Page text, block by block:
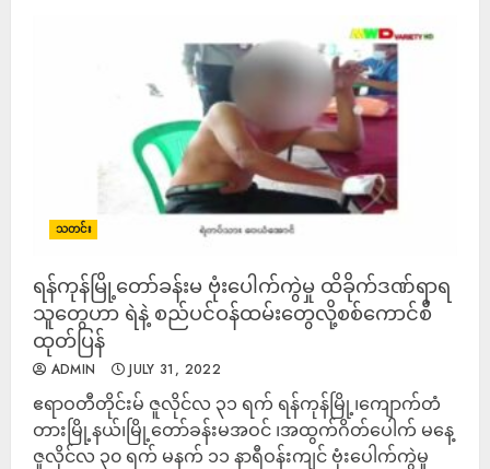
သတင်း
ရန်ကုန်မြို့တော်ခန်းမ ဗုံးပေါက်ကွဲမှု ထိခိုက်ဒဏ်ရာရ
သူတွေဟာ ရဲနဲ့ စည်ပင်ဝန်ထမ်းတွေလို့စစ်ကောင်စီ
ထုတ်ပြန်
ADMIN JULY 31, 2022
ဧရာဝတီတိုင်းမ် ဇူလိုင်လ ၃၁ ရက် ရန်ကုန်မြို့၊ကျောက်တံ
တားမြို့နယ်၊မြို့တော်ခန်းမအဝင် ၊အထွက်ဂိတ်ပေါက် မနေ့
ဇူလိုင်လ ၃၀ ရက် မနက် ၁၁ နာရီဝန်းကျင် ဗုံးပေါက်ကွဲမှု